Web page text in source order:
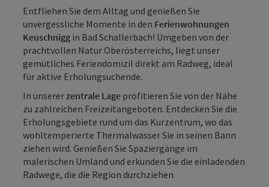
Entfliehen Sie dem Alltag und genießen Sie
unvergessliche Momente in den Ferienwohnungen
Keuschnigg in Bad Schallerbach! Umgeben von der
prachtvollen Natur Oberösterreichs, liegt unser
gemütliches Feriendomizil direkt am Radweg, ideal
für aktive Erholungsuchende.
In unsererzentrale Lage profitieren Sie von der Nähe
zu zahlreichen Freizeitangeboten. Entdecken Sie die
Erholungsgebiete rund um das Kurzentrum, wo das
wohltemperierte Thermalwasser Sie in seinen Bann
ziehen wird. Genießen Sie Spaziergänge im
malerischen Umland und erkunden Sie die einladenden
Radwege, die die Region durchziehen.